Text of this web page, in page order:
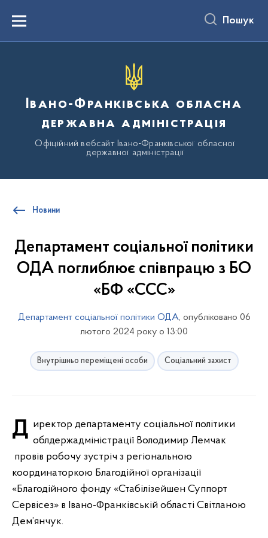
вмістуMenu Пошук
Івано-Франківська обласна
державна адміністрація
Офіційний вебсайт Івано-Франківської обласної
державної адміністрації
Новини
Департамент соціальної політики
ОДА поглиблює співпрацю з БО
«БФ «ССС»
Департамент соціальної політики ОДА, опубліковано 06
лютого 2024 року о 13:00
Внутрішньо переміщені особи Соціальний захист
Директор департаменту соціальної політики облдержадміністрації Володимир Лемчак
провів робочу зустріч з регіональною
координаторкою Благодійної організації
«Благодійного фонду «Стабілізейшен Суппорт
Сервісез» в Івано-Франківській області Світланою
Дем’янчук.